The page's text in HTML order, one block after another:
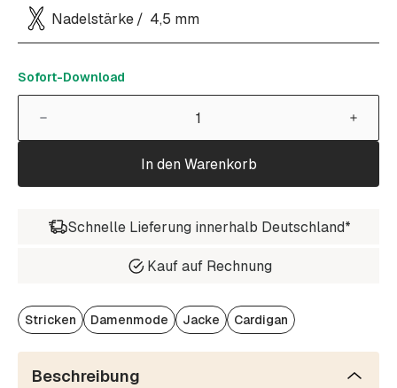
Nadelstärke 4,5 mm
Sofort-Download
In den Warenkorb
Schnelle Lieferung innerhalb Deutschland*
Kauf auf Rechnung
Stricken Damenmode Jacke Cardigan
Beschreibung